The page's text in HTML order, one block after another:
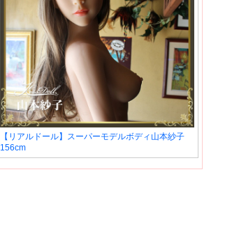
【リアルドール】スーパーモデルボディ山本紗子
156cm